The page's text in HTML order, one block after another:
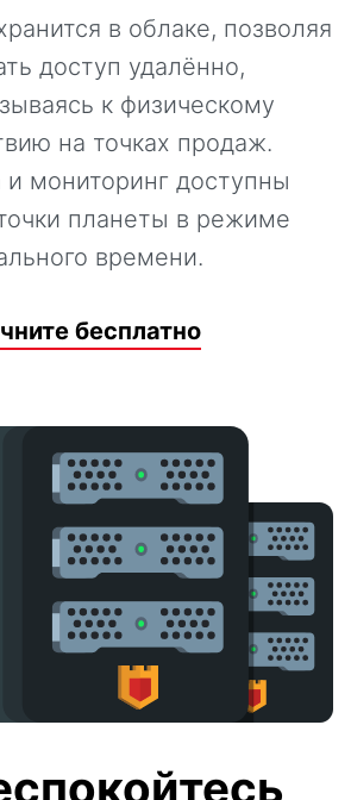
в облаке, позволяя
доступ удалённо,
к физическому
на точках продаж.
и мониторинг доступны
планеты в режиме
времени.
бесплатно